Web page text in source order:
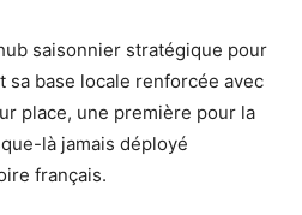
saisonnier stratégique pour
sa base locale renforcée avec
place, une première pour la
là jamais déployé
français.